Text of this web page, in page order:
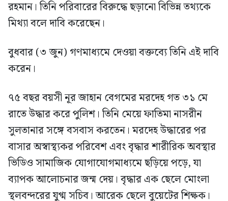
রহমান। তিনি পরিবারের বিরুদ্ধে ছড়ানো বিভিন্ন তথ্যকে
মিথ্যা বলে দাবি করেছেন।
বুধবার (৩ জুন) গণমাধ্যমে দেওয়া বক্তব্যে তিনি এই দাবি
করেন।
৭৫ বছর বয়সী নূর জাহান বেগমের মরদেহ গত ৩১ মে
রাতে উদ্ধার করে পুলিশ। তিনি মেয়ে ফাতিমা নাসরীন
সুলতানার সঙ্গে বসবাস করতেন। মরদেহ উদ্ধারের পর
বাসার অস্বাস্থ্যকর পরিবেশ এবং বৃদ্ধার শারীরিক অবস্থার
ভিডিও সামাজিক যোগাযোগমাধ্যমে ছড়িয়ে পড়ে, যা
ব্যাপক আলোচনার জন্ম দেয়। বৃদ্ধার এক ছেলে মোংলা
স্থলবন্দরের যুগ্ম সচিব। আরেক ছেলে বুয়েটের শিক্ষক।